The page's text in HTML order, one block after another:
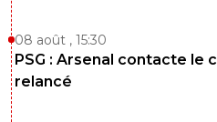
08 août , 15:30
PSG : Arsenal contacte le
relancé